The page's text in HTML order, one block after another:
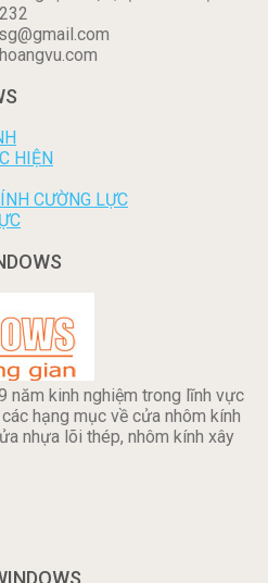
HIỆN
CƯỜNG LỰC
năm kinh nghiệm trong lĩnh vực
hạng mục về cửa nhôm kính
nhựa lõi thép, nhôm kính xây